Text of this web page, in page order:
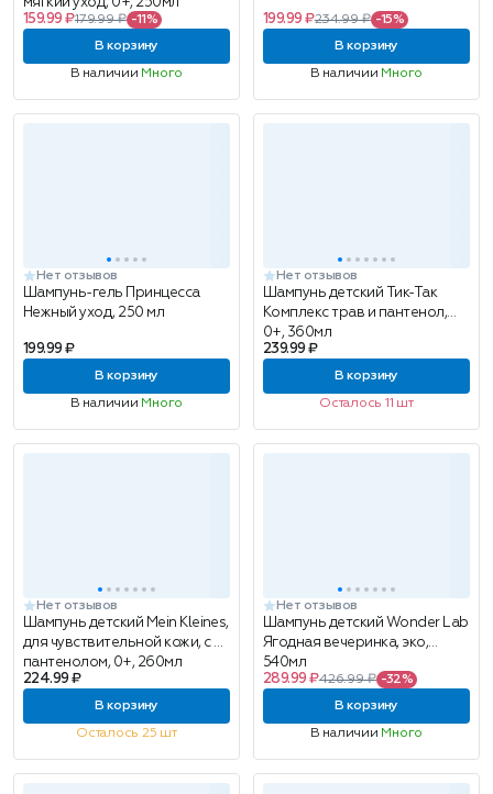
159.99 ₽179.99 ₽ -11%
В корзину
В наличии Много
199.99 ₽234.99 ₽ -15%
В корзину
В наличии Много
Нет отзывов
Шампунь-гель Принцесса
Нежный уход, 250 мл
199.99 ₽
В корзину
В наличии Много
Нет отзывов
Шампунь детский Тик-Так
Комплекс трав и пантенол,
0+, 360мл
239.99 ₽
В корзину
Осталось 11 шт
Нет отзывов
Шампунь детский Mein Kleines,
для чувствительной кожи, с D-
пантенолом, 0+, 260мл
224.99 ₽
В корзину
Осталось 25 шт
Нет отзывов
Шампунь детский Wonder Lab
Ягодная вечеринка, эко,
540мл
289.99 ₽426.99 ₽ -32%
В корзину
В наличии Много